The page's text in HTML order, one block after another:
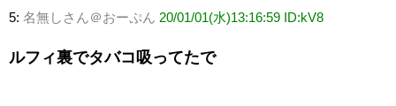
5: 名無しさん＠おーぷん 20/01/01(水)13:16:59 ID:kV8
ルフィ裏でタバコ吸ってたで